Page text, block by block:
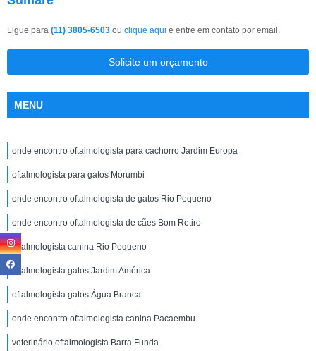
Ligue para (11) 3805-6503 ou clique aqui e entre em contato por email.
Solicite um orçamento
MENU
onde encontro oftalmologista para cachorro Jardim Europa
oftalmologista para gatos Morumbi
onde encontro oftalmologista de gatos Rio Pequeno
onde encontro oftalmologista de cães Bom Retiro
oftalmologista canina Rio Pequeno
oftalmologista gatos Jardim América
oftalmologista gatos Água Branca
onde encontro oftalmologista canina Pacaembu
veterinário oftalmologista Barra Funda